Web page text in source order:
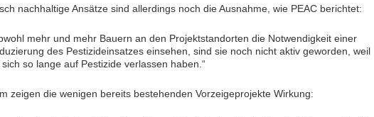
nachhaltige Ansätze sind allerdings noch die Ausnahme, wie PEAC berichtet:
mehr und mehr Bauern an den Projektstandorten die Notwendigkeit einer
des Pestizideinsatzes einsehen, sind sie noch nicht aktiv geworden, weil
sich so lange auf Pestizide verlassen haben.“
zeigen die wenigen bereits bestehenden Vorzeigeprojekte Wirkung: